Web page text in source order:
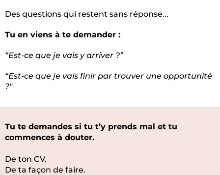
Des questions qui restent sans réponse...
Tu en viens à te demander :
“Est-ce que je vais y arriver ?”
“Est-ce que je vais finir par trouver une opportunité
?"
Tu te demandes si tu t’y prends mal et tu
commences à douter.
De ton CV.
De ta façon de faire.